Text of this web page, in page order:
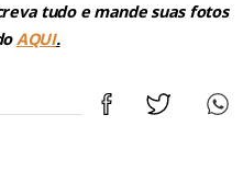
tudo e mande suas fotos
AQUI.